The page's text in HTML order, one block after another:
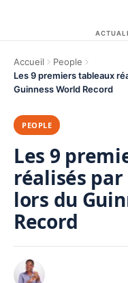
Accueil
People
Les 9 premiers tableaux
Guinness World Record
PEOPLE
Les 9
réalisés
lors du
Record